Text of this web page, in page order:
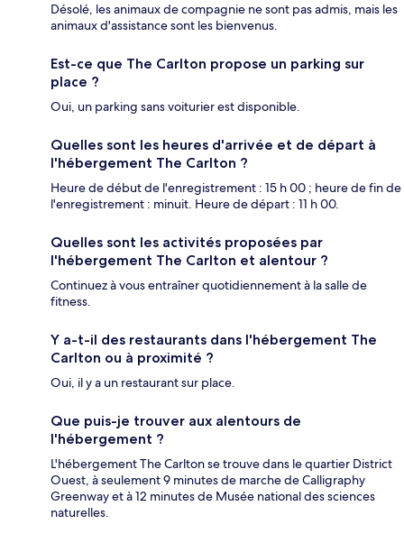
Désolé, les animaux de compagnie ne sont pas admis, mais les
animaux d'assistance sont les bienvenus.
Est-ce que The Carlton propose un parking sur
place ?
Oui, un parking sans voiturier est disponible.
Quelles sont les heures d'arrivée et de départ à
l'hébergement The Carlton ?
Heure de début de l'enregistrement : 15 h 00 ; heure de fin de
l'enregistrement : minuit. Heure de départ : 11 h 00.
Quelles sont les activités proposées par
l'hébergement The Carlton et alentour ?
Continuez à vous entraîner quotidiennement à la salle de
fitness.
Y a-t-il des restaurants dans l'hébergement The
Carlton ou à proximité ?
Oui, il y a un restaurant sur place.
Que puis-je trouver aux alentours de
l'hébergement ?
L'hébergement The Carlton se trouve dans le quartier District
Ouest, à seulement 9 minutes de marche de Calligraphy
Greenway et à 12 minutes de Musée national des sciences
naturelles.